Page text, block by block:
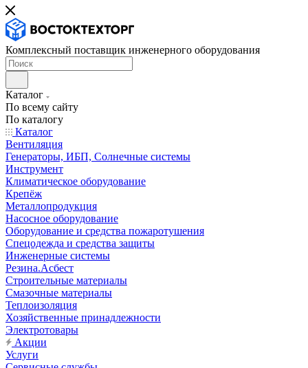
Комплексный поставщик инженерного оборудования
Каталог
По всему сайту
По каталогу
Каталог
Вентиляция
Генераторы, ИБП, Солнечные системы
Инструмент
Климатическое оборудование
Крепёж
Металлопродукция
Насосное оборудование
Оборудование и средства пожаротушения
Спецодежда и средства защиты
Инженерные системы
Резина.Асбест
Строительные материалы
Смазочные материалы
Теплоизоляция
Хозяйственные принадлежности
Электротовары
Акции
Услуги